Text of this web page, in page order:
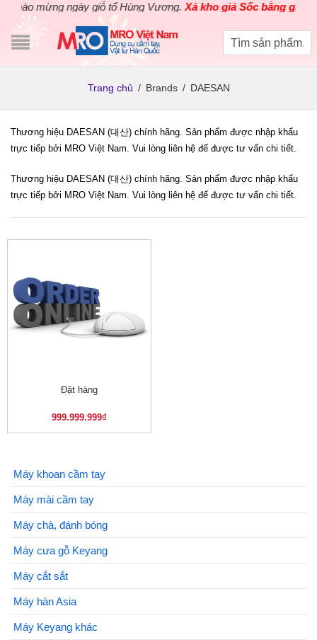
mừng ngày giỗ tổ Hùng Vương.Xả kho giá Sốc bằng giá Gốc
Trang chủ / Brands / DAESAN
Thương hiệu DAESAN (대산) chính hãng. Sản phẩm được nhập khẩu
trực tiếp bởi MRO Việt Nam. Vui lòng liên hệ để được tư vấn chi tiết.
Thương hiệu DAESAN (대산) chính hãng. Sản phẩm được nhập khẩu
trực tiếp bởi MRO Việt Nam. Vui lòng liên hệ để được tư vấn chi tiết.
Đặt hàng
999.999.999₫
Máy khoan cầm tay
Máy mài cầm tay
Máy chà, đánh bóng
Máy cưa gỗ Keyang
Máy cắt sắt
Máy hàn Asia
Máy Keyang khác